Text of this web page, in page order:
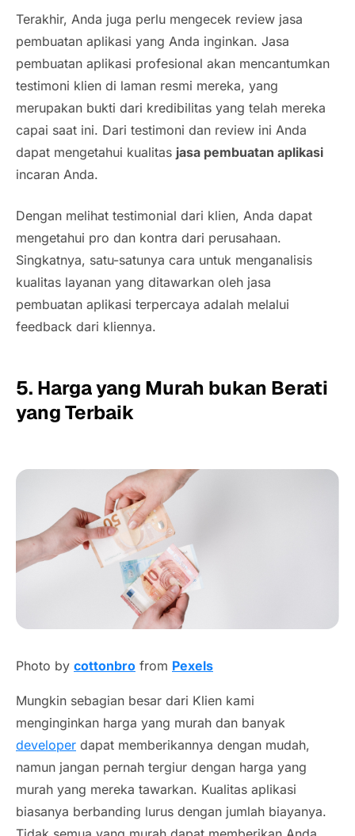
Terakhir, Anda juga perlu mengecek review jasa
pembuatan aplikasi yang Anda inginkan. Jasa
pembuatan aplikasi profesional akan mencantumkan
testimoni klien di laman resmi mereka, yang
merupakan bukti dari kredibilitas yang telah mereka
capai saat ini. Dari testimoni dan review ini Anda
dapat mengetahui kualitas jasa pembuatan aplikasi
incaran Anda.
Dengan melihat testimonial dari klien, Anda dapat
mengetahui pro dan kontra dari perusahaan.
Singkatnya, satu-satunya cara untuk menganalisis
kualitas layanan yang ditawarkan oleh jasa
pembuatan aplikasi terpercaya adalah melalui
feedback dari kliennya.
5. Harga yang Murah bukan Berati
yang Terbaik
Photo by cottonbro from Pexels
Mungkin sebagian besar dari Klien kami
menginginkan harga yang murah dan banyak
developer dapat memberikannya dengan mudah,
namun jangan pernah tergiur dengan harga yang
murah yang mereka tawarkan. Kualitas aplikasi
biasanya berbanding lurus dengan jumlah biayanya.